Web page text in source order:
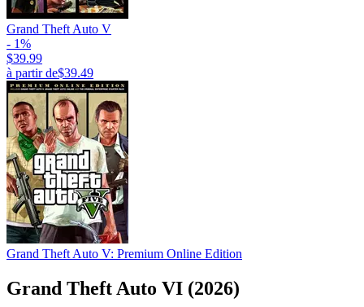
Grand Theft Auto V
- 1%
$39.99
à partir de$39.49
Grand Theft Auto V: Premium Online Edition
Grand Theft Auto VI (2026)